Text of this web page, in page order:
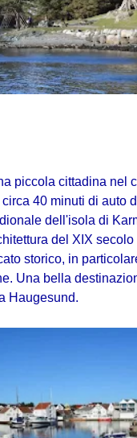
piccola cittadina nel
40 minuti di auto
dell'isola di
del XIX
storico, in
Una bella
Haugesund.